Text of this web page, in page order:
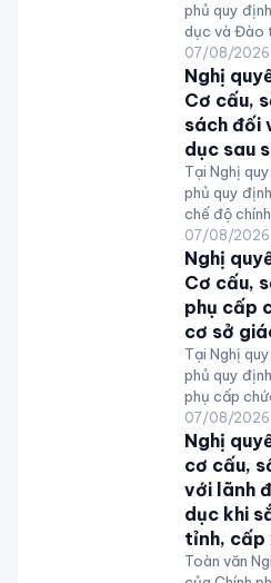
phủ quy
dục và Đào
07/08/2026
Nghị
Cơ cấu,
sách đối
dục sau
Tại Nghị
phủ quy
chế độ
07/08/2026
Nghị
Cơ cấu,
phụ cấp
cơ sở
Tại Nghị
phủ quy
phụ cấp
07/08/2026
Nghị
cơ cấu,
với lãnh
dục khi
tỉnh, cấp
Toàn văn